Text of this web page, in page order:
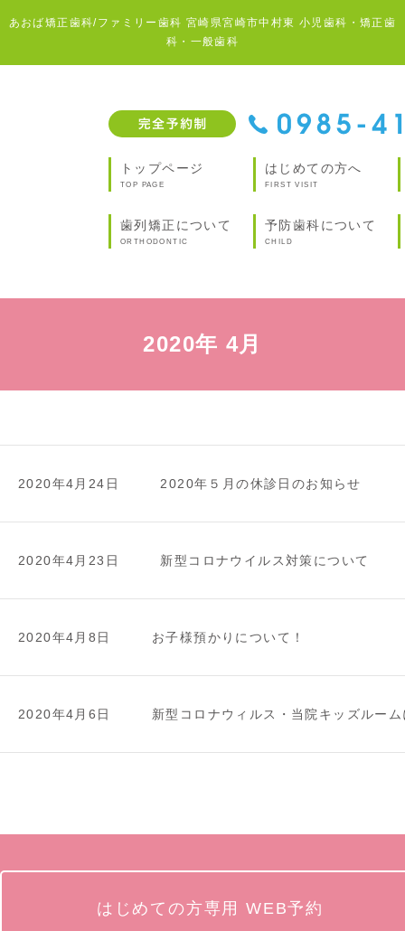
あおば矯正歯科/ファミリー歯科 宮崎県宮崎市中村東 小児歯科・矯正歯
科・一般歯科
トップページ
TOP PAGE
はじめての方へ
FIRST VISIT
歯列矯正について
ORTHODONTIC
予防歯科について
CHILD
2020年 4月
2020年4月24日 2020年５月の休診日のお知らせ
2020年4月23日 新型コロナウイルス対策について
2020年4月8日 お子様預かりについて！
2020年4月6日 新型コロナウィルス・当院キッズルー
はじめての方専用 WEB予約